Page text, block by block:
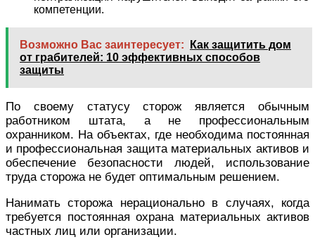
компетенции.
Возможно Вас заинтересует:
Как защитить дом
от грабителей: 10 эффективных способов
защиты
По своему статусу сторож является обычным
работником штата, а не профессиональным
охранником. На объектах, где необходима постоянная
и профессиональная защита материальных активов и
обеспечение безопасности людей, использование
труда сторожа не будет оптимальным решением.
Нанимать сторожа нерационально в случаях, когда
требуется постоянная охрана материальных активов
частных лиц или организации.